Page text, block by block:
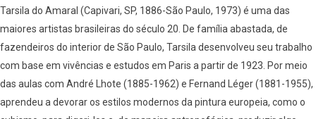
Tarsila do Amaral (Capivari, SP, 1886-São Paulo, 1973) é uma das
maiores artistas brasileiras do século 20. De família abastada, de
fazendeiros do interior de São Paulo, Tarsila desenvolveu seu trabalho
com base em vivências e estudos em Paris a partir de 1923. Por meio
das aulas com André Lhote (1885-1962) e Fernand Léger (1881-1955),
aprendeu a devorar os estilos modernos da pintura europeia, como o